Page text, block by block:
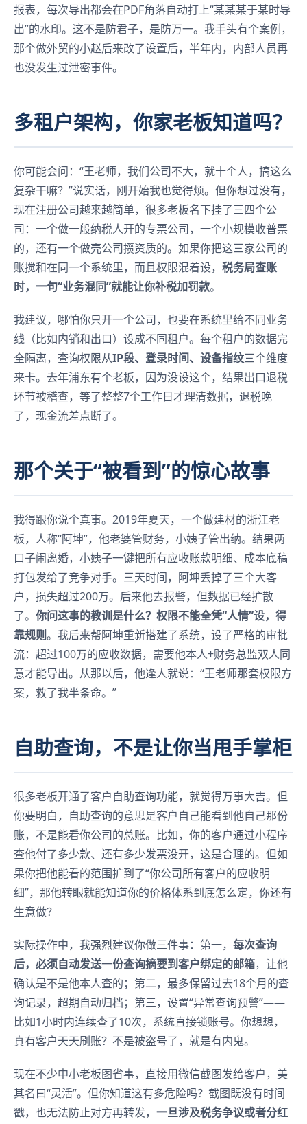
报表，每次导出都会在PDF角落自动打上“某某某于某时导
出”的水印。这不是防君子，是防万一。我手头有个案例，
那个做外贸的小赵后来改了设置后，半年内，内部人员再
也没发生过泄密事件。
多租户架构，你家老板知道吗？
你可能会问：“王老师，我们公司不大，就十个人，搞这么
复杂干嘛？”说实话，刚开始我也觉得烦。但你想过没有，
现在注册公司越来越简单，很多老板名下挂了三四个公
司：一个做一般纳税人开的专票公司，一个小规模收普票
的，还有一个做壳公司攒资质的。如果你把这三家公司的
账搅和在同一个系统里，而且权限混着设， 税务局查账
时，一句“业务混同”就能让你补税加罚款。
我建议，哪怕你只开一个公司，也要在系统里给不同业务
线（比如内销和出口）设成不同租户。每个租户的数据完
全隔离，查询权限从IP段、登录时间、设备指纹三个维度
来卡。去年浦东有个老板，因为没设这个，结果出口退税
环节被稽查，等了整整7个工作日才理清数据，退税晚
了，现金流差点断了。
那个关于“被看到”的惊心故事
我得跟你说个真事。2019年夏天，一个做建材的浙江老
板，人称“阿坤”，他老婆管财务，小姨子管出纳。结果两
口子闹离婚，小姨子一键把所有应收账款明细、成本底稿
打包发给了竞争对手。三天时间，阿坤丢掉了三个大客
户，损失超过200万。后来他去报警，但数据已经扩散
了。 你问这事的教训是什么？权限不能全凭“人情”设，得
靠规则。我后来帮阿坤重新搭建了系统，设了严格的审批
流：超过100万的应收数据，需要他本人+财务总监双人同
意才能导出。从那以后，他逢人就说：“王老师那套权限方
案，救了我半条命。”
自助查询，不是让你当甩手掌柜
很多老板开通了客户自助查询功能，就觉得万事大吉。但
你要明白，自助查询的意思是客户自己能看到他自己那份
账，不是能看你公司的总账。比如，你的客户通过小程序
查他付了多少款、还有多少发票没开，这是合理的。但如
果你把他能看的范围扩到了“你公司所有客户的应收明
细”，那他转眼就能知道你的价格体系到底怎么定，你还有
生意做？
实际操作中，我强烈建议你做三件事：第一， 每次查询
后，必须自动发送一份查询摘要到客户绑定的邮箱，让他
确认是不是他本人查的；第二，最多保留过去18个月的查
询记录，超期自动归档；第三，设置“异常查询预警”——
比如1小时内连续查了10次，系统直接锁账号。你想想，
真有客户天天刷账？不是被盗号了，就是有内鬼。
现在不少中小老板图省事，直接用微信截图发给客户，美
其名曰“灵活”。但你知道这有多危险吗？截图既没有时间
戳，也无法防止对方再转发， 一旦涉及税务争议或者分红